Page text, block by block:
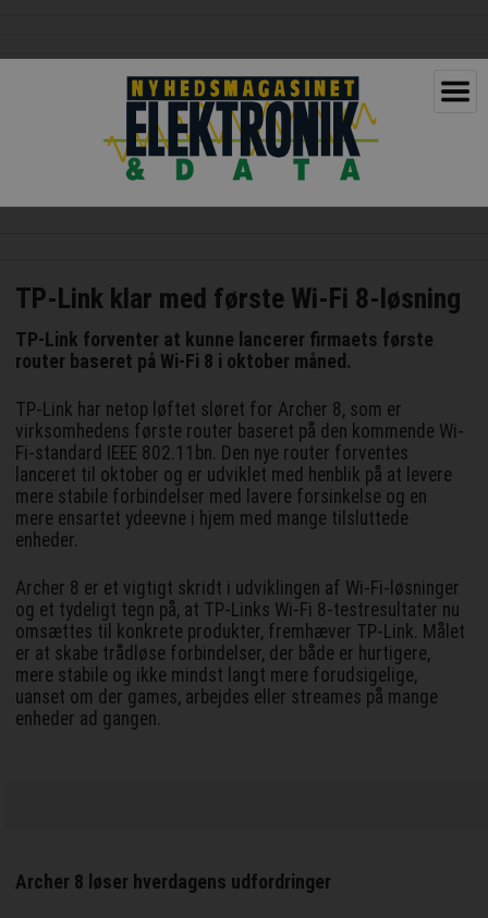
TP-Link klar med første Wi-Fi 8-løsning
TP-Link forventer at kunne lancerer firmaets første
router baseret på Wi-Fi 8 i oktober måned.
TP-Link har netop løftet sløret for Archer 8, som er
virksomhedens første router baseret på den kommende Wi-
Fi-standard IEEE 802.11bn. Den nye router forventes
lanceret til oktober og er udviklet med henblik på at levere
mere stabile forbindelser med lavere forsinkelse og en
mere ensartet ydeevne i hjem med mange tilsluttede
enheder.
Archer 8 er et vigtigt skridt i udviklingen af Wi-Fi-løsninger
og et tydeligt tegn på, at TP-Links Wi-Fi 8-testresultater nu
omsættes til konkrete produkter, fremhæver TP-Link. Målet
er at skabe trådløse forbindelser, der både er hurtigere,
mere stabile og ikke mindst langt mere forudsigelige,
uanset om der games, arbejdes eller streames på mange
enheder ad gangen.
Archer 8 løser hverdagens udfordringer